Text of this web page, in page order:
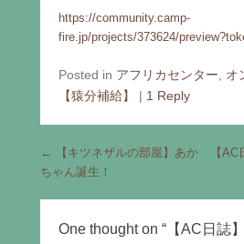
https://community.camp-
fire.jp/projects/373624/
Posted in アフリカセンター
オ
【猿分補給】
| 1 Reply
Post navigation
←
【キツネザルの部屋】あか
ちゃん誕生！
【
One thought on “ 【AC日誌